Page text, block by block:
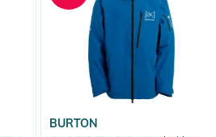
BURTON